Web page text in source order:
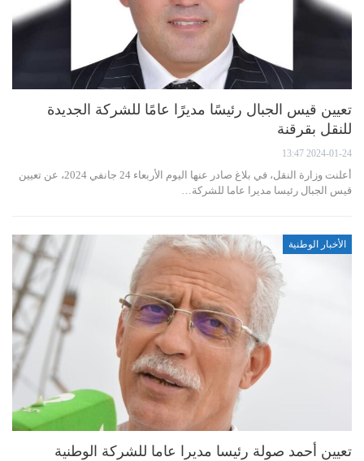
تعيين قيس الجبال رئيسًا مديرًا عامًا للشركة الجديدة
للنقل بقرقنة
2024-01-24 13:47
أعلنت وزارة النقل، في بلاغ صادر عنها اليوم الأربعاء 24 جانفي 2024، عن تعيين
قيس الجبال رئيسا مديرا عاما للشركة…
الأخبار الوطنية
تعيين أحمد صولة رئيسا مديرا عاما للشركة الوطنية